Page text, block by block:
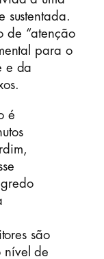
sustentada.
de “atenção
para o
e da
é
são
nível de